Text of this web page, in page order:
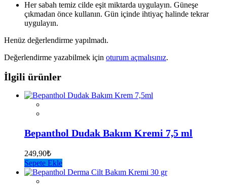
Her sabah temiz cilde eşit miktarda uygulayın. Güneşe
çıkmadan önce kullanın. Gün içinde ihtiyaç halinde tekrar
uygulayın.
Henüz değerlendirme yapılmadı.
Değerlendirme yazabilmek için oturum açmalısınız.
İlgili ürünler
Bepanthol Dudak Bakım Kremi 7,5 ml
249,90₺
Sepete Ekle